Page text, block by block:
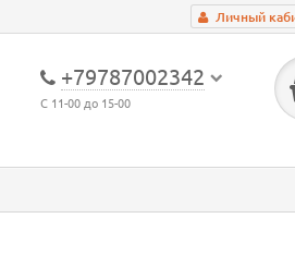
Личный
+79787002342
С 11-00 до 15-00